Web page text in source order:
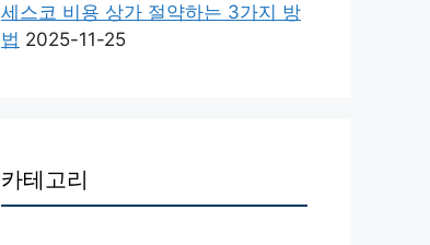
세스코 비용 상가 절약하는 3가지 방
법 2025-11-25
카테고리